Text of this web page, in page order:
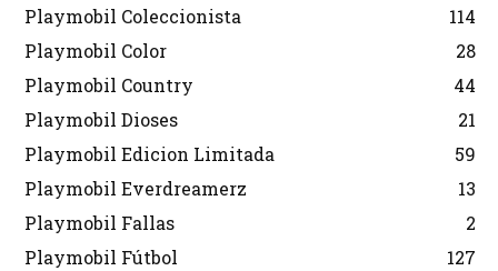
Playmobil Coleccionista
114
Playmobil Color
28
Playmobil Country
44
Playmobil Dioses
21
Playmobil Edicion Limitada
59
Playmobil Everdreamerz
13
Playmobil Fallas
2
Playmobil Fútbol
127